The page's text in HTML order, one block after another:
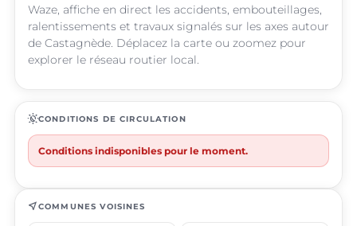
Waze, affiche en direct les accidents, embouteillages,
ralentissements et travaux signalés sur les axes autour
de Castagnède. Déplacez la carte ou zoomez pour
explorer le réseau routier local.
routineCONDITIONS DE CIRCULATION
Conditions indisponibles pour le moment.
near_meCOMMUNES VOISINES